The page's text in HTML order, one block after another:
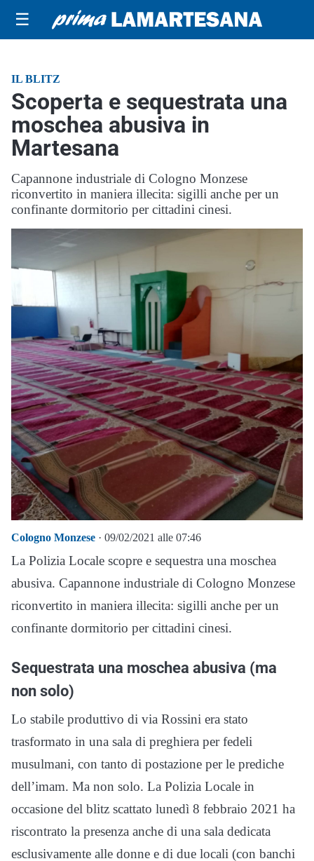
☰
IL BLITZ
Scoperta e sequestrata una
moschea abusiva in
Martesana
Capannone industriale di Cologno Monzese
riconvertito in maniera illecita: sigilli anche per un
confinante dormitorio per cittadini cinesi.
Cologno Monzese · 09/02/2021 alle 07:46
La Polizia Locale scopre e sequestra una moschea
abusiva. Capannone industriale di Cologno Monzese
riconvertito in maniera illecita: sigilli anche per un
confinante dormitorio per cittadini cinesi.
Sequestrata una moschea abusiva (ma
non solo)
Lo stabile produttivo di via Rossini era stato
trasformato in una sala di preghiera per fedeli
musulmani, con tanto di postazione per le prediche
dell’imam. Ma non solo. La Polizia Locale in
occasione del blitz scattato lunedì 8 febbraio 2021 ha
riscontrato la presenza anche di una sala dedicata
esclusivamente alle donne e di due locali (con banchi